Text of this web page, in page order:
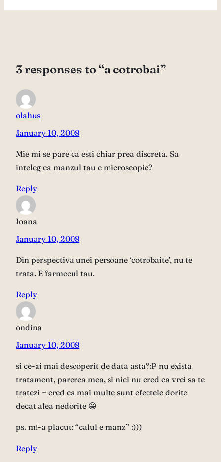
3 responses to “a cotrobai”
olahus
January 10, 2008
Mie mi se pare ca esti chiar prea discreta. Sa
inteleg ca manzul tau e microscopic?
Reply
Ioana
January 10, 2008
Din perspectiva unei persoane ‘cotrobaite’, nu te
trata. E farmecul tau.
Reply
ondina
January 10, 2008
si ce-ai mai descoperit de data asta?:P nu exista
tratament, parerea mea, si nici nu cred ca vrei sa te
tratezi + cred ca mai multe sunt efectele dorite
decat alea nedorite 😀
ps. mi-a placut: “calul e manz” :)))
Reply